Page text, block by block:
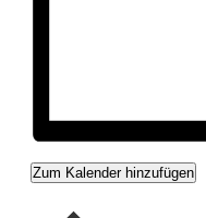
Zum Kalender hinzufügen